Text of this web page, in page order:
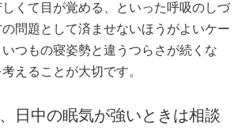
くて目が覚める、といった呼吸のしづ
問題として済ませないほうがよいケー
つもの寝姿勢と違うつらさが続くな
えることが大切です。
日中の眠気が強いときは相談